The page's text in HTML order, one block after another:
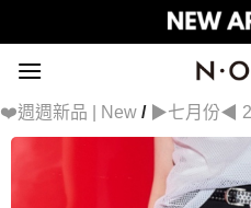
to
content
❤️週週新品 | New / ▶七月份◀